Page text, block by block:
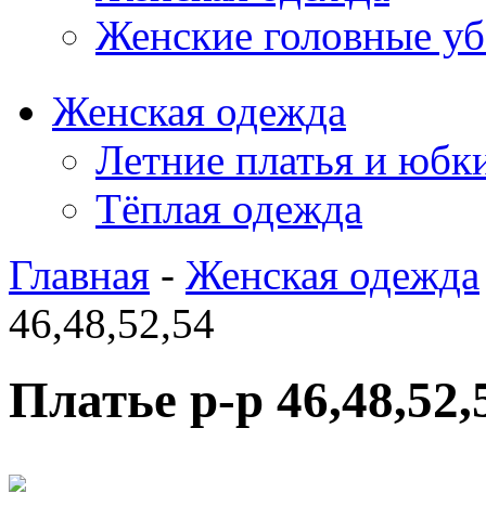
Женские головные
Женская одежда
Летние платья и
Тёплая одежда
Главная - Женская одежда
46,48,52,54
Платье р-р